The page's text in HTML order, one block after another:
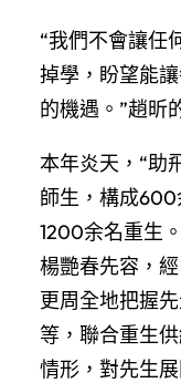
“我們不會讓任
掉學，盼望能
的機遇。”趙昕
本年炎天，“助
師生，構成
1200余名重生
楊艷春先容，
更周全地把握
等，聯合重生
情形，對先生